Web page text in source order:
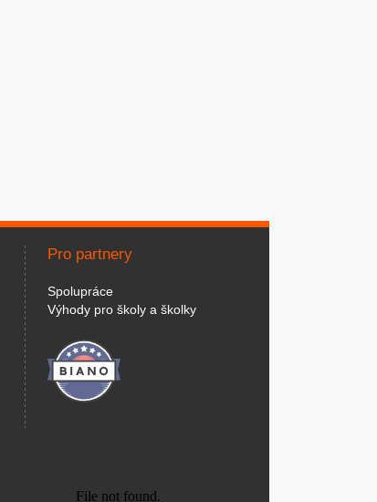
Pro partnery
Spolupráce
Výhody pro školy a školky